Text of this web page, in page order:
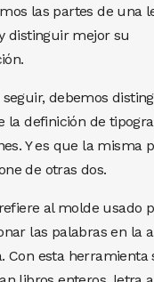
las partes de una
distinguir mejor su
debemos
la definición de
Y es que la misma
de otras dos.
al molde usado
las palabras en la
Con esta herramienta